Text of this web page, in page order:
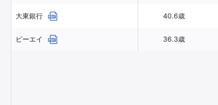
大東銀行 40.6歳
ピーエイ 36.3歳